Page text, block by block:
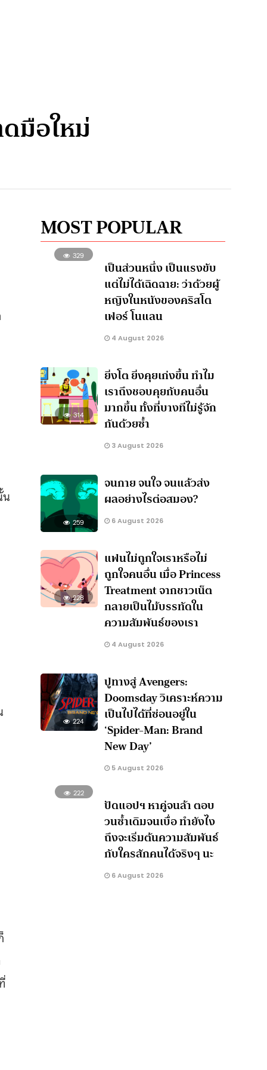
มือใหม่
น
MOST POPULAR
329
เป็นส่วนหนึ่ง เป็นแรงขับ
แต่ไม่ได้เฉิดฉาย: ว่าด้วยผู้
หญิงในหนังของคริสโต
เฟอร์ โนแลน
4 August 2026
314
ยิ่งโต ยิ่งคุยเก่งขึ้น ทำไม
เราถึงชอบคุยกับคนอื่น
มากขึ้น ทั้งที่บางทีไม่รู้จัก
กันด้วยซ้ำ
3 August 2026
259
จนกาย จนใจ จนแล้วส่ง
ผลอย่างไรต่อสมอง?
6 August 2026
228
แฟนไม่ถูกใจเราหรือไม่
ถูกใจคนอื่น เมื่อ Princess
Treatment จากชาวเน็ต
กลายเป็นไม้บรรทัดใน
ความสัมพันธ์ของเรา
4 August 2026
224
ปูทางสู่ Avengers:
Doomsday วิเคราะห์ความ
เป็นไปได้ที่ซ่อนอยู่ใน
‘Spider-Man: Brand
New Day’
5 August 2026
222
ปัดแอปฯ หาคู่จนล้า ตอบ
วนซ้ำเดิมจนเบื่อ ทำยังไง
ถึงจะเริ่มต้นความสัมพันธ์
กับใครสักคนได้จริงๆ นะ
6 August 2026